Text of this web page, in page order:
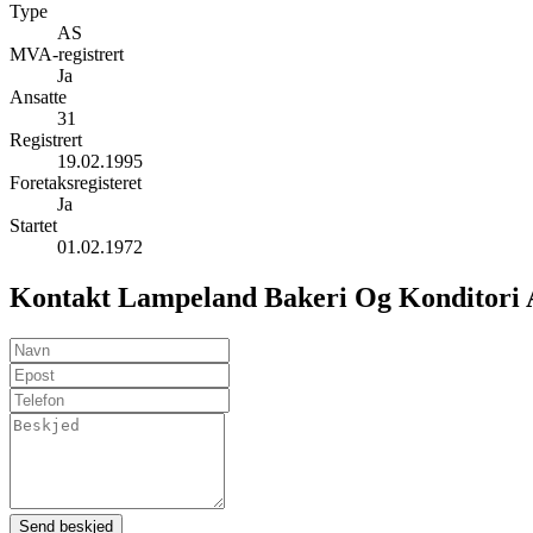
Type
AS
MVA-registrert
Ja
Ansatte
31
Registrert
19.02.1995
Foretaksregisteret
Ja
Startet
01.02.1972
Kontakt Lampeland Bakeri Og Konditori
Send beskjed